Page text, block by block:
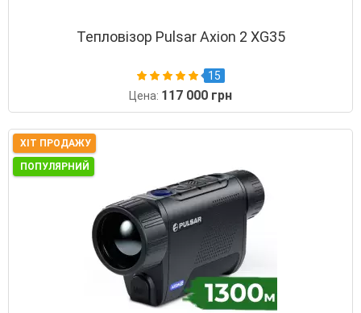
Тепловізор Pulsar Axion 2 XG35
15
Цена: 117 000 грн
ХІТ ПРОДАЖУ
ПОПУЛЯРНИЙ